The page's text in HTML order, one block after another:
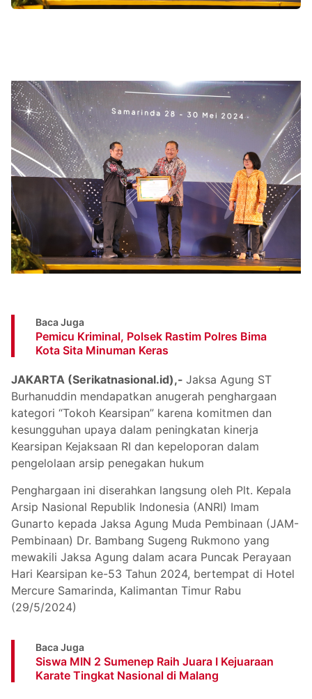
Baca Juga
Pemicu Kriminal, Polsek Rastim Polres Bima
Kota Sita Minuman Keras
JAKARTA (Serikatnasional.id),- Jaksa Agung ST
Burhanuddin mendapatkan anugerah penghargaan
kategori “Tokoh Kearsipan” karena komitmen dan
kesungguhan upaya dalam peningkatan kinerja
Kearsipan Kejaksaan RI dan kepeloporan dalam
pengelolaan arsip penegakan hukum
Penghargaan ini diserahkan langsung oleh Plt. Kepala
Arsip Nasional Republik Indonesia (ANRI) Imam
Gunarto kepada Jaksa Agung Muda Pembinaan (JAM-
Pembinaan) Dr. Bambang Sugeng Rukmono yang
mewakili Jaksa Agung dalam acara Puncak Perayaan
Hari Kearsipan ke-53 Tahun 2024, bertempat di Hotel
Mercure Samarinda, Kalimantan Timur Rabu
(29/5/2024)
Baca Juga
Siswa MIN 2 Sumenep Raih Juara I Kejuaraan
Karate Tingkat Nasional di Malang